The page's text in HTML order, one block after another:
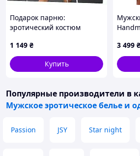
Подарок парню:
эротический костюм
1 149 ₴
Купить
sexstyle
3 499 ₴
Популярные производители в
Мужское эротическое белье и
Passion JSY Star night